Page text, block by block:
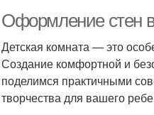
Оформление стен в
Детская комната — это
Создание комфортной и
поделимся практичными
творчества для вашего